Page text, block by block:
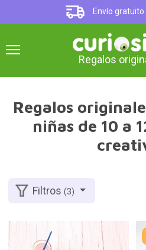
Envío
Regalos
Regalos
niñas de 10 a
Filtros(3)